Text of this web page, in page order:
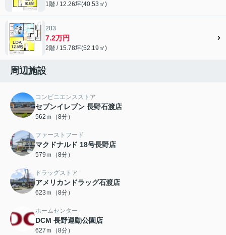
1階 / 12.26坪(40.53㎡)
203
7.2万円
2階 / 15.78坪(52.19㎡)
周辺施設
コンビニエンスストア
セブンイレブン 長野石渡店
562ｍ（8分）
ファーストフード
マクドナルド 18号長野店
579ｍ（8分）
ドラッグストア
アメリカンドラッグ石渡店
623ｍ（8分）
ホームセンター
DCM 長野運動公園店
627ｍ（8分）